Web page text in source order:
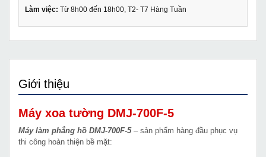
Làm việc: Từ 8h00 đến 18h00, T2- T7 Hàng Tuần
Giới thiệu
Máy xoa tường DMJ-700F-5
Máy làm phẳng hồ DMJ-700F-5 – sản phẩm hàng đầu phục vụ
thi công hoàn thiện bề mặt: